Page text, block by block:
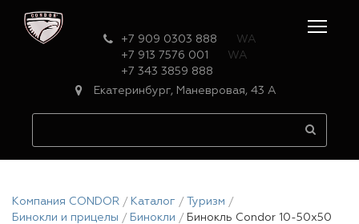
+7 909 0303 888
WA
+7 913 7576 001
WA
+7 343 3859 888
Екатеринбург, Маневровая, 43 А
Компания CONDOR Каталог
Туризм
Бинокли и прицелы
Бинокли Бинокль Condor 10-50х50